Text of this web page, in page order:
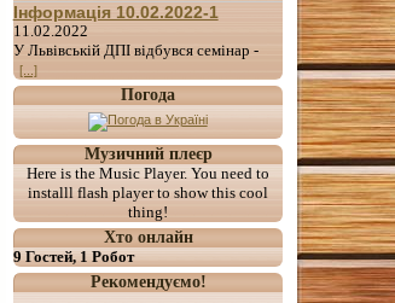
Інформація 10.02.2022-1
11.02.2022
У Львівській ДПІ відбувся семінар -
[...]
Погода
Музичний плеєр
Here is the Music Player. You need to
installl flash player to show this cool
thing!
Хто онлайн
9 Гостей, 1 Робот
Рекомендуємо!